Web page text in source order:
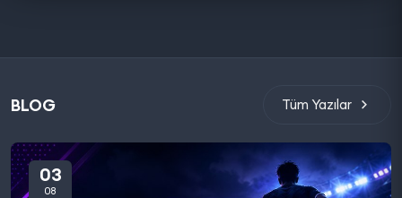
BLOG Tüm Yazılar
03
08